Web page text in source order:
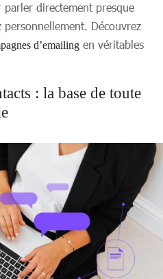
directement presque
personnellement. Découvrez
d’emailing en véritables
: la base de toute